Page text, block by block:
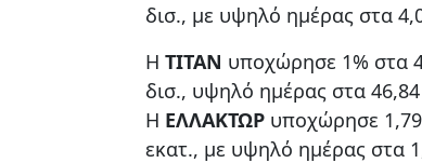
δισ., με υψηλό ημέρας στα
Η ΤΙΤΑΝ υποχώρησε 1% στα
δισ., υψηλό ημέρας στα
Η ΕΛΛΑΚΤΩΡ υποχώρησε
εκατ., με υψηλό ημέρας στα